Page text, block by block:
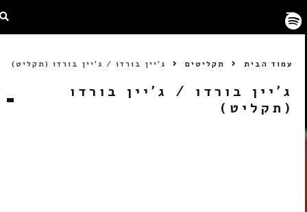
עמוד הבית תקליטים ג'יין בורדו / ג'יין בורדו (תקליט)
ג'יין בורדו / ג'יין בורדו
(תקליט)